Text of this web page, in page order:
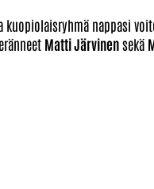
kuopiolaisryhmä nappasi
Matti Järvinensekä